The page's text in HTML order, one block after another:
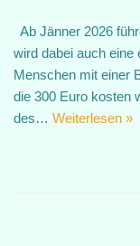
Ab Jänner 2026
wird dabei auch eine
Menschen mit einer
die 300 Euro kosten
des… Weiterlesen »